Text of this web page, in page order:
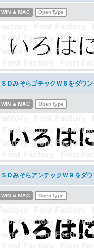
WIN & MAC OpenType
ＳＤみそらゴチックＷ６をダウ
WIN & MAC OpenType
ＳＤみそらアンチックＷ９をダ
WIN & MAC OpenType